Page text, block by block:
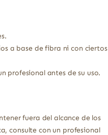
a base de fibra ni con ciertos
profesional antes de su uso.
fuera del alcance de los
consulte con un profesional